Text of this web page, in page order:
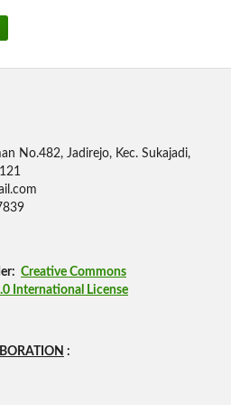
No.482, Jadirejo, Kec. Sukajadi,
Creative Commons
International License
: